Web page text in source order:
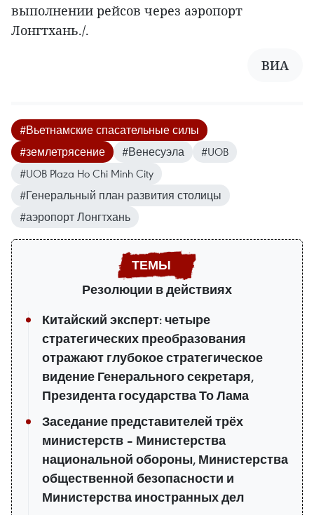
выполнении рейсов через аэропорт
Лонгтхань./.
ВИА
#Вьетнамские спасательные силы
#землетрясение
#Венесуэла
#UOB
#UOB Plaza Ho Chi Minh City
#Генеральный план развития столицы
#аэропорт Лонгтхань
Резолюции в действиях
Китайский эксперт: четыре
стратегических преобразования
отражают глубокое стратегическое
видение Генерального секретаря,
Президента государства То Лама
Заседание представителей трёх
министерств – Министерства
национальной обороны, Министерства
общественной безопасности и
Министерства иностранных дел